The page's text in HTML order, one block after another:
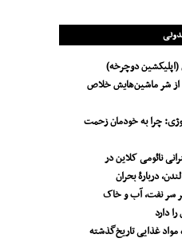
دوچرخه)
از شر ماشین‌هایش خلاص
چرا به خودمان زحمت
نائومی کلاین در
دربارۀ بحران
سر نفت، آب و خاک
دارد
مواد غذایی تاریخ‌گذشته